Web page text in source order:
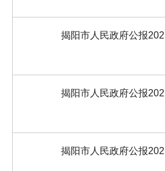
揭阳市人民政府公报
揭阳市人民政府公报
揭阳市人民政府公报